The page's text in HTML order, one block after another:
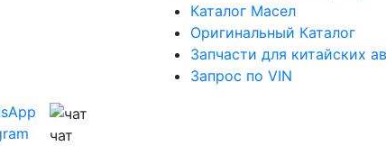
Каталог Масел
Оригинальный Каталог
Запчасти для китайских
Запрос по VIN
чат